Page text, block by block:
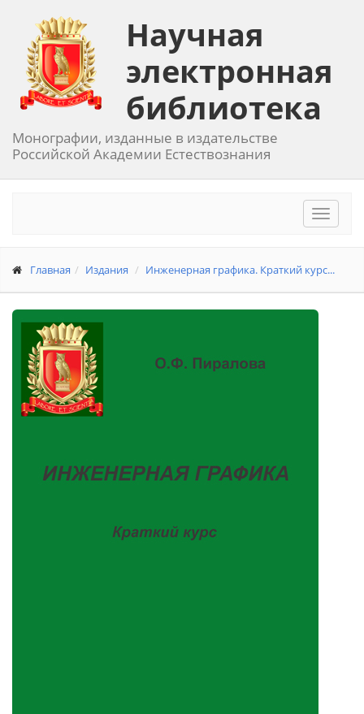
Научная
электронная
библиотека
Монографии, изданные в издательстве
Российской Академии Естествознания
Toggle
Главная Издания Инженерная графика. Краткий курс...